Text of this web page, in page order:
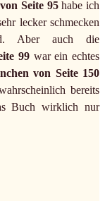
Seite 95habe ich
lecker schmecken
Aber auch die
99war ein echtes
von Seite 150
bereits
Buch wirklich nur